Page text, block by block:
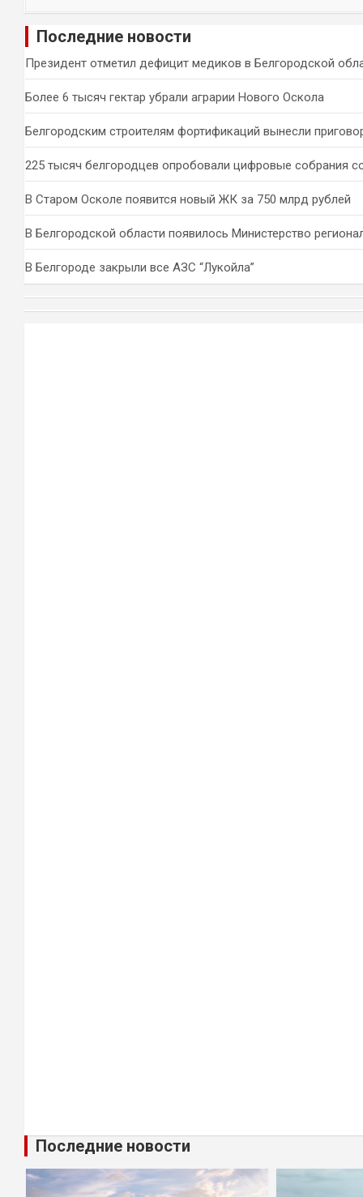
и
Последние новости
Президент отметил дефицит медиков в Белгородской
Более 6 тысяч гектар убрали аграрии Нового Оскола
Белгородским строителям фортификаций вынесли
225 тысяч белгородцев опробовали цифровые собрания
В Старом Осколе появится новый ЖК за 750 млрд рублей
В Белгородской области появилось Министерство
В Белгороде закрыли все АЗС “Лукойла”
Последние новости